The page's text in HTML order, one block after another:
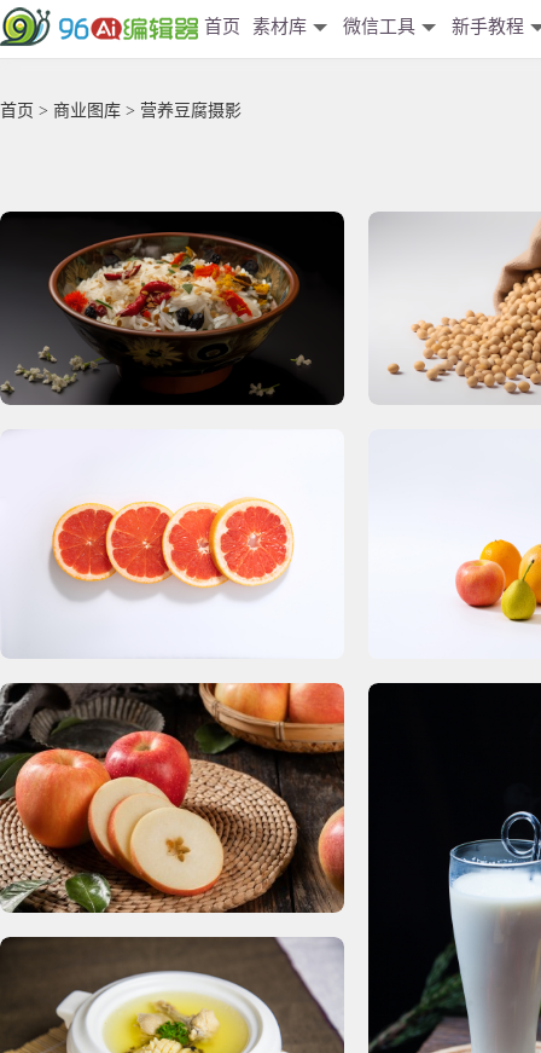
首页 素材库 微信工具 新手教程
首页 > 商业图库 > 营养豆腐摄影